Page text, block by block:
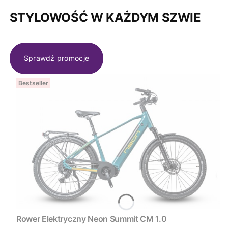
STYLOWOŚĆ W KAŻDYM SZWIE
Sprawdź promocje
Bestseller
Rower Elektryczny Neon Summit CM 1.0